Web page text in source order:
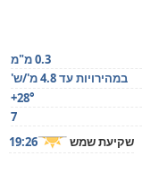
0.3 מ"מ
במהירויות עד 4.8 מ'/ש'
+28°
7
שקיעת שמש 19:26